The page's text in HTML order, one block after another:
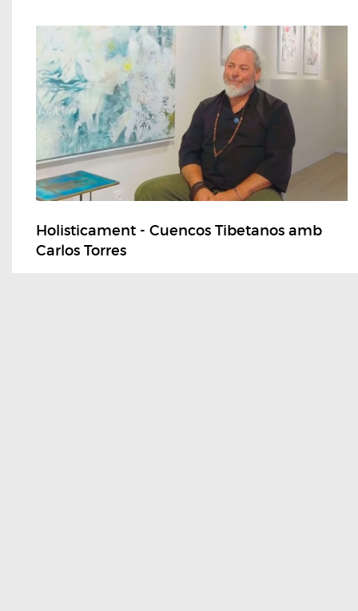
Holisticament - Cuencos Tibetanos amb
Carlos Torres